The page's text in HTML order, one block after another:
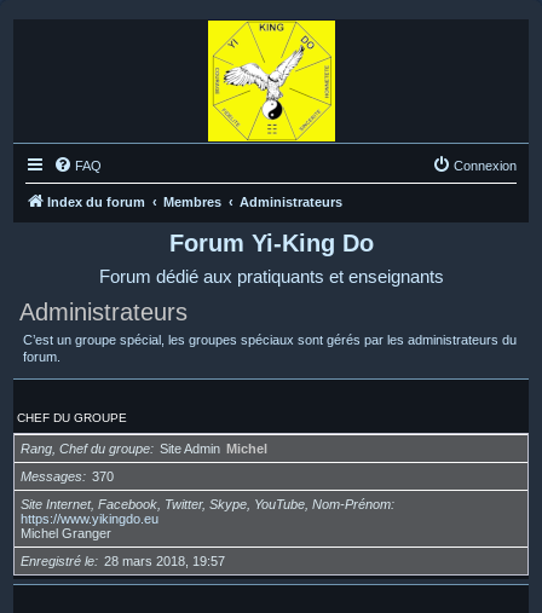
FAQ Connexion
Index du forum Membres Administrateurs
Forum Yi-King Do
Forum dédié aux pratiquants et enseignants
Administrateurs
C’est un groupe spécial, les groupes spéciaux sont gérés par les administrateurs du
forum.
CHEF DU GROUPE
Rang, Chef du groupe Site Admin Michel
Messages
370
Site Internet, Facebook, Twitter, Skype, YouTube, Nom-Prénom
https://www.yikingdo.eu
Michel Granger
Enregistré le
28 mars 2018, 19:57